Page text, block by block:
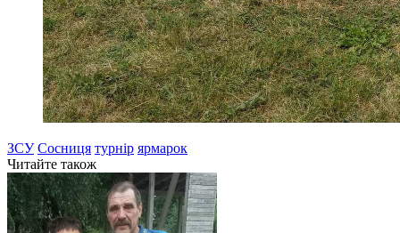
ЗСУ Сосниця турнір ярмарок
Читайте також